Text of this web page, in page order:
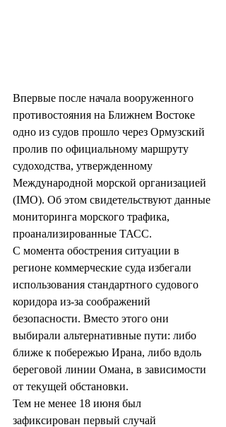
Впервые после начала вооруженного
противостояния на Ближнем Востоке
одно из судов прошло через Ормузский
пролив по официальному маршруту
судоходства, утвержденному
Международной морской организацией
(IMO). Об этом свидетельствуют данные
мониторинга морского трафика,
проанализированные ТАСС.
С момента обострения ситуации в
регионе коммерческие суда избегали
использования стандартного судового
коридора из-за соображений
безопасности. Вместо этого они
выбирали альтернативные пути: либо
ближе к побережью Ирана, либо вдоль
береговой линии Омана, в зависимости
от текущей обстановки.
Тем не менее 18 июня был
зафиксирован первый случай